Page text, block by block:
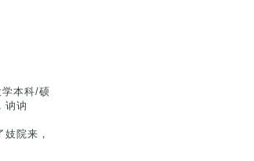
本科/硕
讷讷
院来，